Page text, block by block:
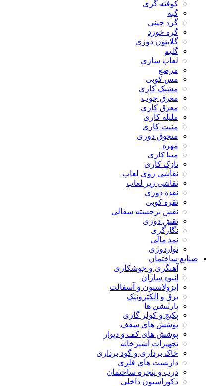
کوفته گری
گبه
گره چینی
گره خورد
گلابتون دوزی
گلیم
لعاب سازی
مرصع
مس کوبی
مشبک کاری
معرق چوب
معرق کاری
مليله کاری
منبت کاری
منجوق دوزی
مهره
مینا کاری
نازک کاری
نقاشی روی لعاب
نقاشی زیر لعاب
نقده دوزی
نقره کوبی
نقش برجسته سفالی
نقش دوزی
نگارگری
نمد مالی
نواردوزی
صنایع ساختمان
آهنگری و جوشکاری
انبوه سازان
ایزولاسیون و آسفالت
برق و الکترونیک
پارتیشن ها
پکیج و کولر گازی
پوشش های سقف
پوشش های کف و دیوار
تجهیزات آشپزخانه
خاک برداری و گود برداری
داربست های فلزی
درب و پنجره ساختمان
دکوراسیون داخلی